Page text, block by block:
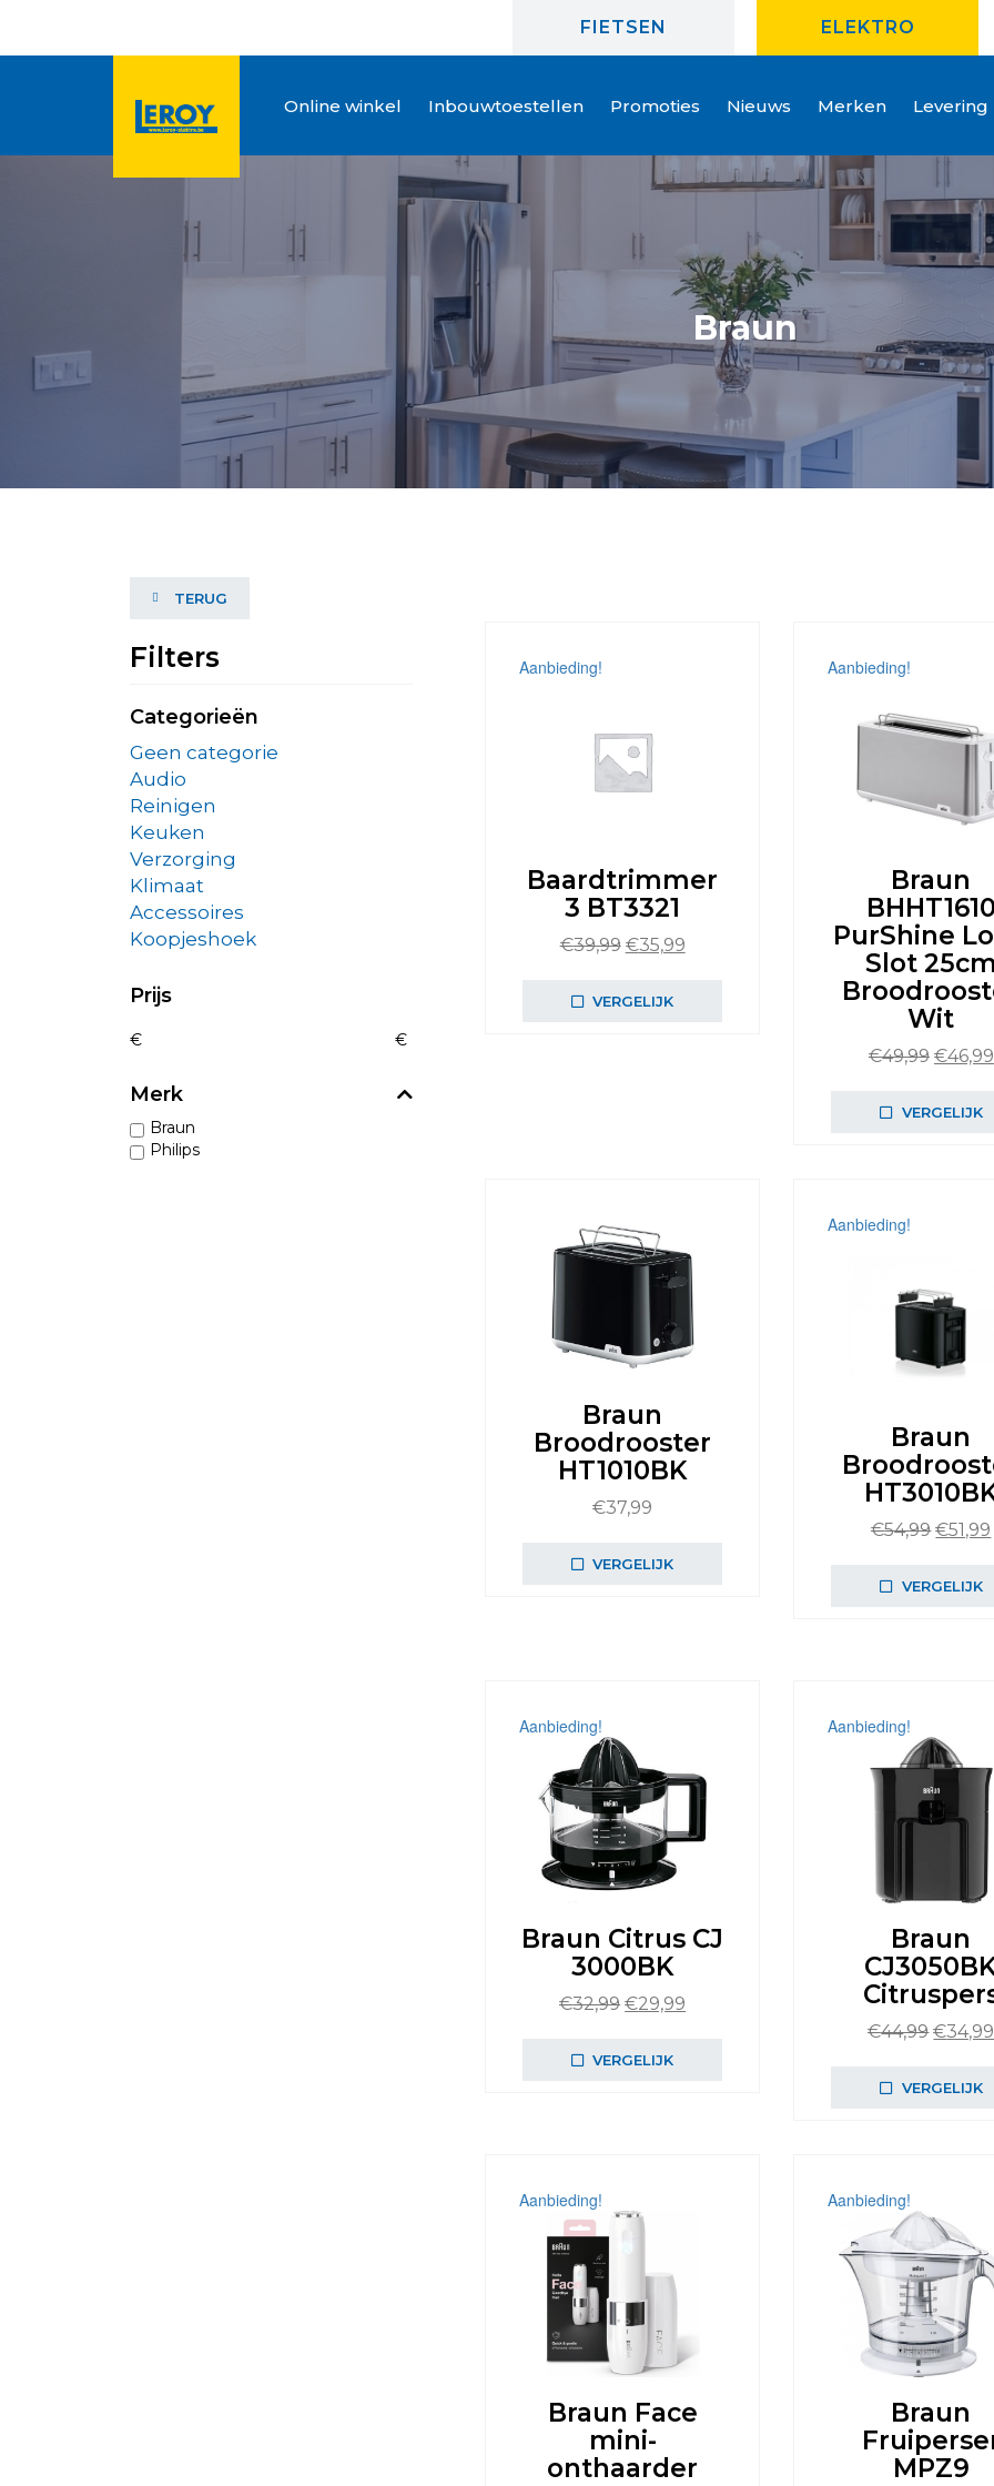
FIETSEN ELEKTRO
Online winkel Inbouwtoestellen Promoties Nieuws Merken Levering
Braun
TERUG
Filters
Categorieën
Geen categorie
Audio
Reinigen
Keuken
Verzorging
Klimaat
Accessoires
Koopjeshoek
Prijs
€ €
Merk
Braun
Philips
Aanbieding!
Baardtrimmer
3 BT3321
€39,99 Oorspronkelijke
was:
€35,99Huidige
VERGELIJK
Aanbieding!
Braun
BHHT1610
PurShine
Slot 25cm
Wit
€49,99
was:
€46,99
VERGELIJK
Braun
Broodrooster
HT1010BK
€37,99
VERGELIJK
Aanbieding!
Braun
€54,99
was:
€51,99
VERGELIJK
Aanbieding!
Braun Citrus CJ
3000BK
€32,99 Oorspronkelijke
was:
€29,99
VERGELIJK
Aanbieding!
Braun
€44,99
was:
€34,99
VERGELIJK
Aanbieding!
Braun Face
mini-
onthaarder
Aanbieding!
Braun
MPZ9